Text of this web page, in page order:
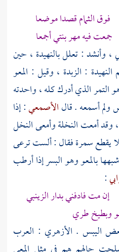
فوق الثمام قصدا موضعا
فيه مهر بنتي أجمعا
، وأنشد : تعلل بالنهيدة ، حين
النهيدة : الزبدة ، وقيل : المعو
الذي أدرك كله ، واحدته
ولم أسمعه . قالالأصمعي: إذا
أمعت النخلة وأمعى النخل
يقطع سمرة فقال : ألست ترعى
بالمعو وهو البسر إذا أرطب
:
إن مت فادفني بدار الزينبي
وبطيخ طري
اليبس . الأزهري : العرب